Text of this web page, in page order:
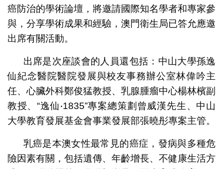
癌防治的學術論壇，將邀請國際知名學者和專家參
與，分享學術成果和經驗，澳門衛生局已答允應邀
出席有關活動。
出席是次座談會的人員還包括：中山大學孫逸
仙紀念醫院醫院發展與校友事務辦公室林偉吟主
任、心臟外科鄭俊猛教授、乳腺腫瘤中心楊林檳副
教授、“逸仙‧1835”專案總策劃曾威漢先生、中山
大學教育發展基金會事業發展部張曉彤專案主管。
乳癌是本澳女性最常見的癌症，發病與多種危
險因素有關，包括遺傳、年齡增長、不健康生活方